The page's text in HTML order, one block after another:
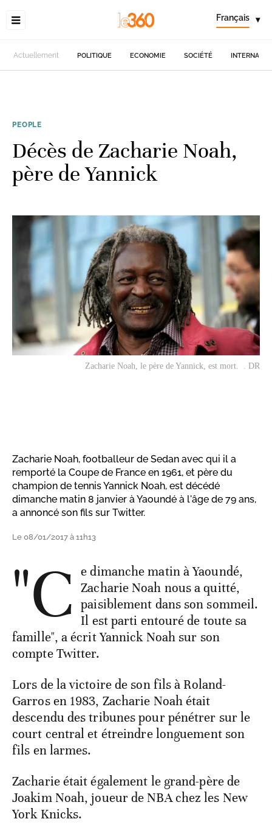
Français ▾
Actuellement POLITIQUE ECONOMIE SOCIÉTÉ
PEOPLE
Décès de Zacharie Noah,
père de Yannick
Zacharie Noah, le père de Yannick, est mort. . DR
Zacharie Noah, footballeur de Sedan avec qui il a
remporté la Coupe de France en 1961, et père du
champion de tennis Yannick Noah, est décédé
dimanche matin 8 janvier à Yaoundé à l'âge de 79 ans,
a annoncé son fils sur Twitter.
Le 08/01/2017 à 11h13
"C e dimanche matin à Yaoundé,
Zacharie Noah nous a quitté,
paisiblement dans son sommeil.
Il est parti entouré de toute sa
famille", a écrit Yannick Noah sur son
compte Twitter.
Lors de la victoire de son fils à Roland-
Garros en 1983, Zacharie Noah était
descendu des tribunes pour pénétrer sur le
court central et étreindre longuement son
fils en larmes.
Zacharie était également le grand-père de
Joakim Noah, joueur de NBA chez les New
York Knicks.